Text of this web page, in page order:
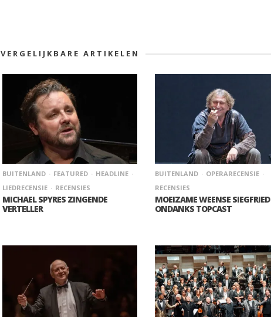
VERGELIJKBARE ARTIKELEN
BUITENLAND FEATURED
HEADLINE
LIEDRECENSIE
RECENSIES
MICHAEL SPYRES ZINGENDE
VERTELLER
BUITENLAND
OPERARECENSIE
RECENSIES
MOEIZAME WEENSE SIEGFRIED
ONDANKS TOPCAST